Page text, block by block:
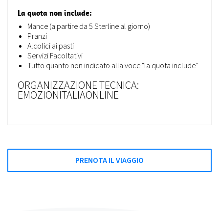
La quota non include:
Mance (a partire da 5 Sterline al giorno)
Pranzi
Alcolici ai pasti
Servizi Facoltativi
Tutto quanto non indicato alla voce "la quota include"
ORGANIZZAZIONE TECNICA:
EMOZIONITALIAONLINE
PRENOTA IL VIAGGIO